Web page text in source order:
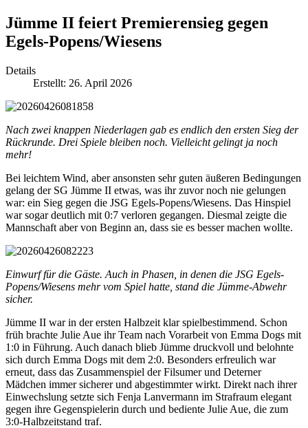
Jümme II feiert Premierensieg gegen
Egels-Popens/Wiesens
Details
Erstellt: 26. April 2026
Nach zwei knappen Niederlagen gab es endlich den ersten Sieg der
Rückrunde. Drei Spiele bleiben noch. Vielleicht gelingt ja noch
mehr!
Bei leichtem Wind, aber ansonsten sehr guten äußeren Bedingungen
gelang der SG Jümme II etwas, was ihr zuvor noch nie gelungen
war: ein Sieg gegen die JSG Egels-Popens/Wiesens. Das Hinspiel
war sogar deutlich mit 0:7 verloren gegangen. Diesmal zeigte die
Mannschaft aber von Beginn an, dass sie es besser machen wollte.
Einwurf für die Gäste. Auch in Phasen, in denen die JSG Egels-
Popens/Wiesens mehr vom Spiel hatte, stand die Jümme-Abwehr
sicher.
Jümme II war in der ersten Halbzeit klar spielbestimmend. Schon
früh brachte Julie Aue ihr Team nach Vorarbeit von Emma Dogs mit
1:0 in Führung. Auch danach blieb Jümme druckvoll und belohnte
sich durch Emma Dogs mit dem 2:0. Besonders erfreulich war
erneut, dass das Zusammenspiel der Filsumer und Deterner
Mädchen immer sicherer und abgestimmter wirkt. Direkt nach ihrer
Einwechslung setzte sich Fenja Lanvermann im Strafraum elegant
gegen ihre Gegenspielerin durch und bediente Julie Aue, die zum
3:0-Halbzeitstand traf.